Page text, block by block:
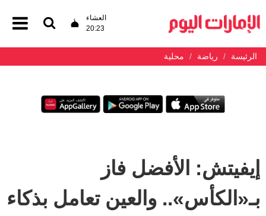
العشاء
20:23
الرئيسة رياضة محلية
إيفيتش: الأفضل فاز
بـ«الكأس».. والعين تعامل بذكاء